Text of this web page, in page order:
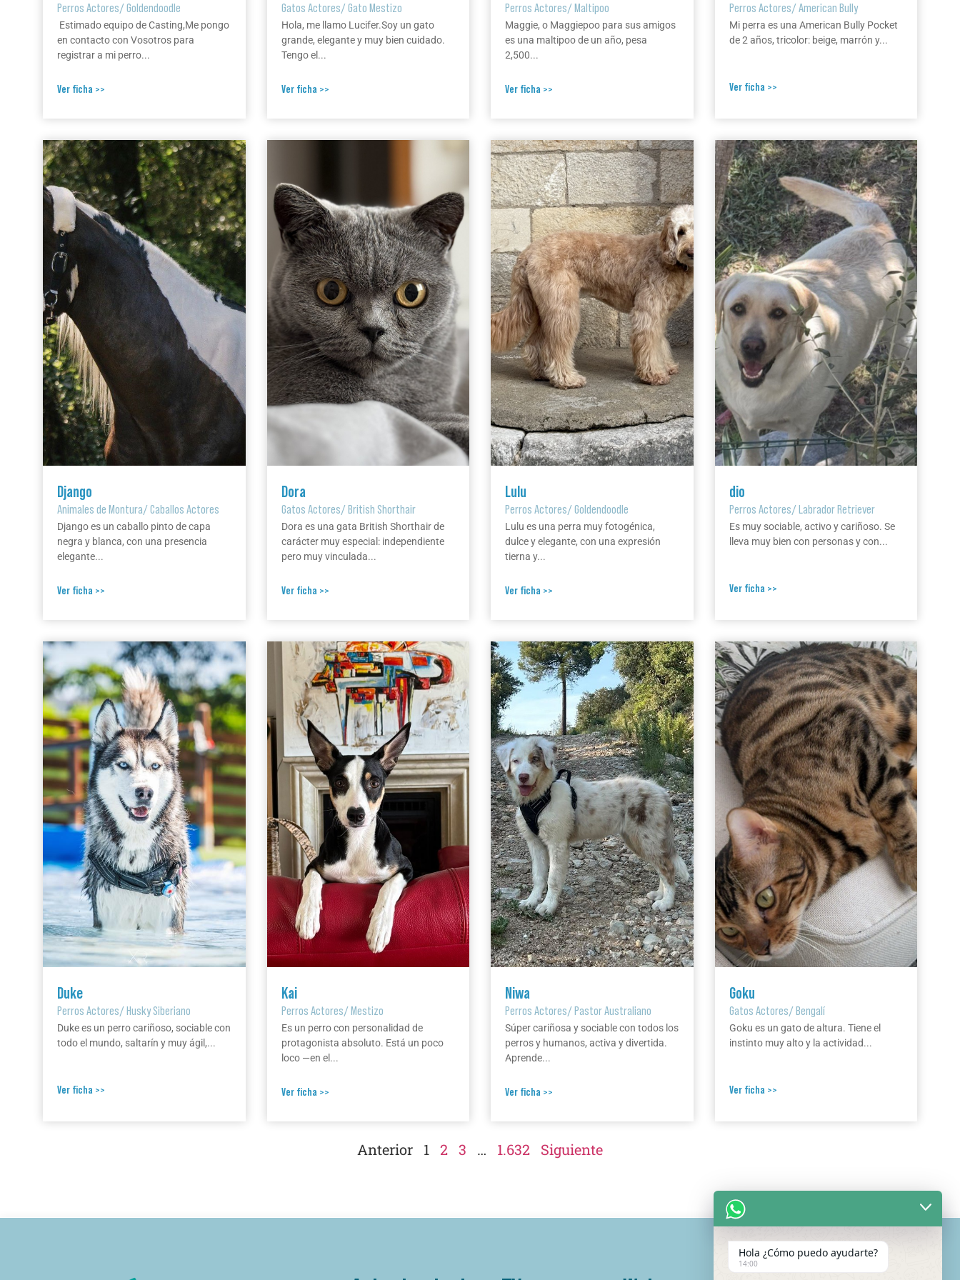
Perros Actores/Goldendoodle
Estimado equipo de Casting,Me pongo
en contacto con Vosotros para
registrar a mi perro...
Ver ficha >>
Gatos Actores/Gato Mestizo
Hola, me llamo Lucifer.Soy un gato
grande, elegante y muy bien cuidado.
Tengo el...
Ver ficha >>
Perros Actores/Maltipoo
Maggie, o Maggiepoo para sus amigos
es una maltipoo de un año, pesa
2,500...
Ver ficha >>
Perros Actores/American Bully
Mi perra es una American Bully Pocket
de 2 años, tricolor: beige, marrón y...
Ver ficha >>
Django
Animales de Montura/Caballos Actores
Django es un caballo pinto de capa
negra y blanca, con una presencia
elegante...
Ver ficha >>
Dora
Gatos Actores/British Shorthair
Dora es una gata British Shorthair de
carácter muy especial: independiente
pero muy vinculada...
Ver ficha >>
Lulu
Perros Actores/Goldendoodle
Lulu es una perra muy fotogénica,
dulce y elegante, con una expresión
tierna y...
Ver ficha >>
dio
Perros Actores/Labrador Retriever
Es muy sociable, activo y cariñoso. Se
lleva muy bien con personas y con...
Ver ficha >>
Duke
Perros Actores/Husky Siberiano
Duke es un perro cariñoso, sociable con
todo el mundo, saltarín y muy ágil,...
Ver ficha >>
Kai
Perros Actores/Mestizo
Es un perro con personalidad de
protagonista absoluto. Está un poco
loco —en el...
Ver ficha >>
Niwa
Perros Actores/Pastor Australiano
Súper cariñosa y sociable con todos los
perros y humanos, activa y divertida.
Aprende...
Ver ficha >>
Goku
Gatos Actores/Bengalí
Goku es un gato de altura. Tiene el
instinto muy alto y la actividad...
Ver ficha >>
Anterior 1 2 3 … 1.632 Siguiente
Hola ¿Cómo puedo ayudarte?
14:00